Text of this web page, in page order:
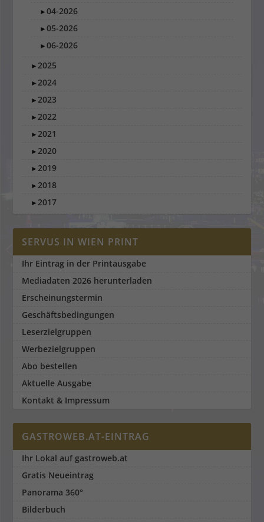
►04-2026
►05-2026
►06-2026
►2025
►2024
►2023
►2022
►2021
►2020
►2019
►2018
►2017
SERVUS IN WIEN PRINT
Ihr Eintrag in der Printausgabe
Mediadaten 2026 herunterladen
Erscheinungstermin
Geschäftsbedingungen
Leserzielgruppen
Werbezielgruppen
Abo bestellen
Aktuelle Ausgabe
Kontakt & Impressum
GASTROWEB.AT-EINTRAG
Ihr Lokal auf gastroweb.at
Gratis Neueintrag
Panorama 360°
Bilderbuch